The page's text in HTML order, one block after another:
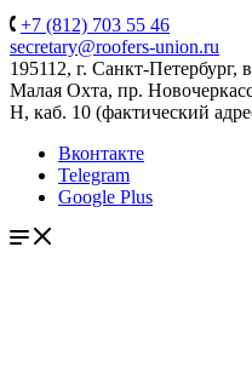
+7 (812) 703 55 46
secretary@roofers-union.ru
195112, г. Санкт-
Малая Охта, пр.
Н, каб. 10 (фактический
Вконтакте
Telegram
Google Plus